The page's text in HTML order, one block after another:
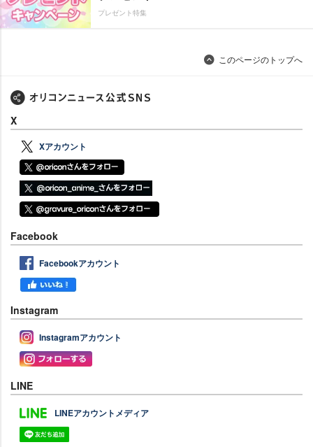
プレゼント特集
このページのトップへ
X
Xアカウント
Facebook
Facebookアカウント
Instagram
Instagramアカウント
LINE
LINEアカウントメディア